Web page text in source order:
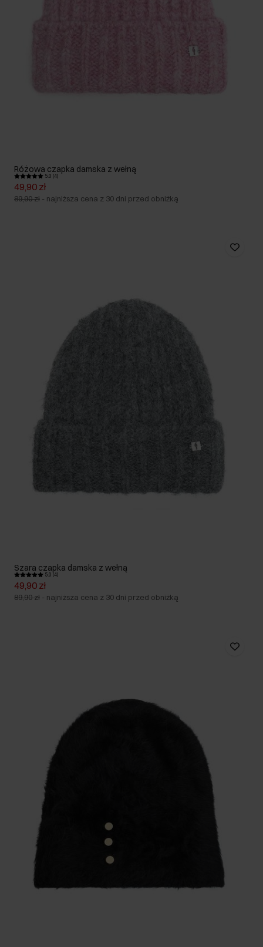
Różowa czapka damska z wełną
5.0 (4)
49,90 zł
89,90 zł - najniższa cena z 30 dni przed obniżką
Szara czapka damska z wełną
5.0 (4)
49,90 zł
89,90 zł - najniższa cena z 30 dni przed obniżką